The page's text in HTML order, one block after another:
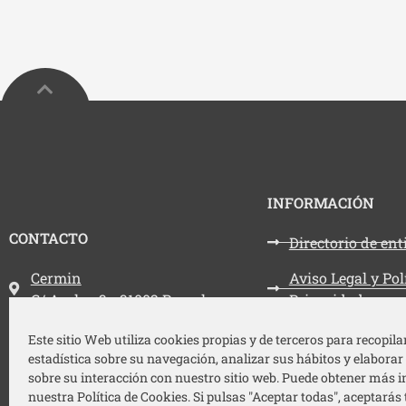
Este sitio Web utiliza cookies propias y de terceros para
estadística sobre su navegación, analizar sus hábitos y
sobre su interacción con nuestro sitio web. Puede obtener más
nuestra Política de Cookies. Si pulsas "Aceptar todas", aceptarás
CONTACTO
Dirección:
Cermin
C/ Aralar, 3 - 31002 Pamplona
Teléfono:
948 212 787
Email:
cermin@cermin.org
INFORMACIÓN
Directorio de
Aviso Legal y
Privacidad
Política de
Accesibilidad